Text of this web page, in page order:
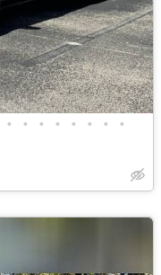
• • • • • • • •